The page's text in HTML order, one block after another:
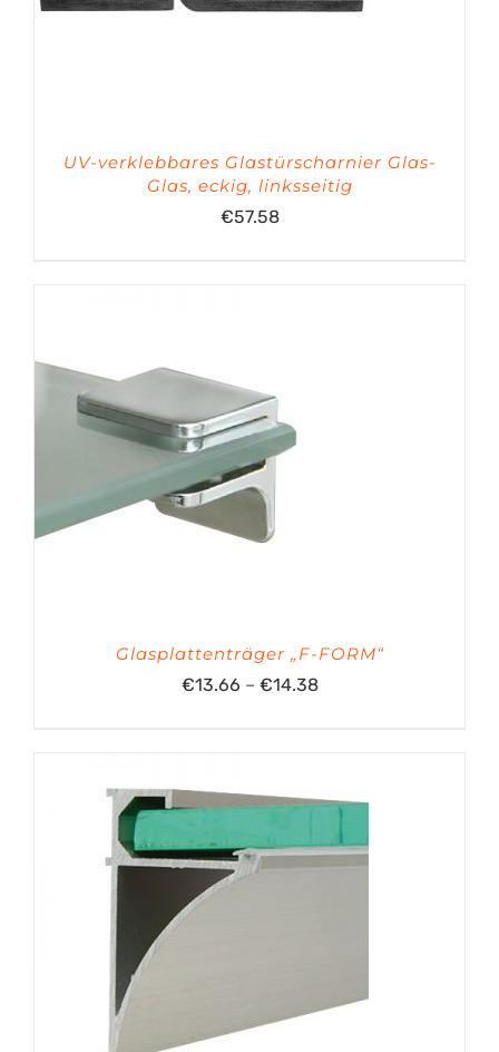
UV-verklebbares Glastürscharnier Glas-
Glas, eckig, linksseitig
€57.58
Glasplattenträger „F-FORM“
€13.66 – €14.38Preisspanne:
€14.38